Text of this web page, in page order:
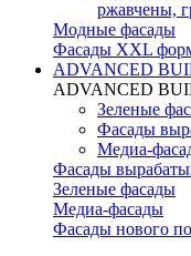
ржавчены,
Модные фасады
Фасады XXL
ADVANCED
ADVANCED
Зеленые
Фасады
Медиа-
Фасады
Зеленые фасады
Медиа-фасады
Фасады нового